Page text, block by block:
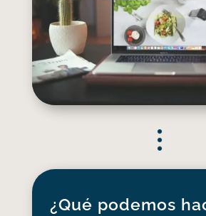
¿Qué podemos